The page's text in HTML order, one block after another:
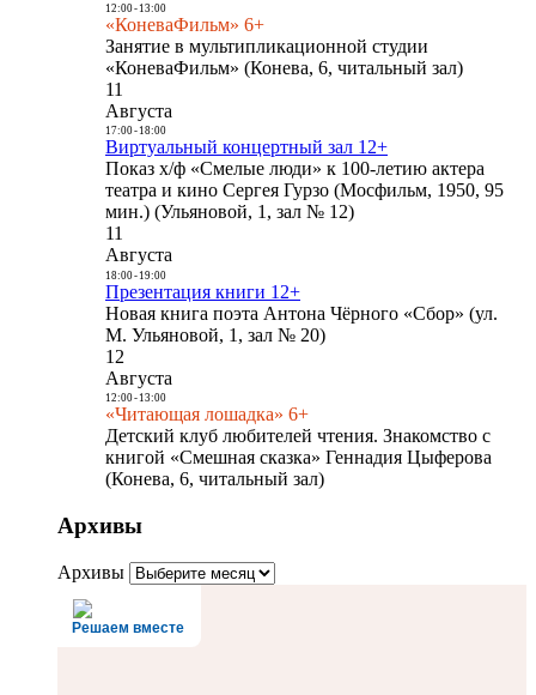
12:00- 13:00
«КоневаФильм» 6+
Занятие в мультипликационной студии
«КоневаФильм» (Конева, 6, читальный зал)
11
Августа
17:00- 18:00
Виртуальный концертный зал 12+
Показ х/ф «Смелые люди» к 100-летию актера
театра и кино Сергея Гурзо (Мосфильм, 1950, 95
мин.) (Ульяновой, 1, зал № 12)
11
Августа
18:00- 19:00
Презентация книги 12+
Новая книга поэта Антона Чёрного «Сбор» (ул.
М. Ульяновой, 1, зал № 20)
12
Августа
12:00- 13:00
«Читающая лошадка» 6+
Детский клуб любителей чтения. Знакомство с
книгой «Смешная сказка» Геннадия Цыферова
(Конева, 6, читальный зал)
Архивы
Архивы
Решаем вместе